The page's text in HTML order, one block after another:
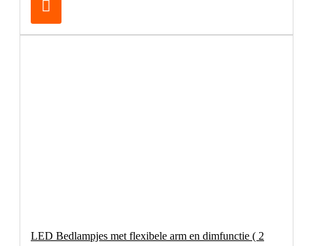
LED Bedlampjes met flexibele arm en dimfunctie ( 2